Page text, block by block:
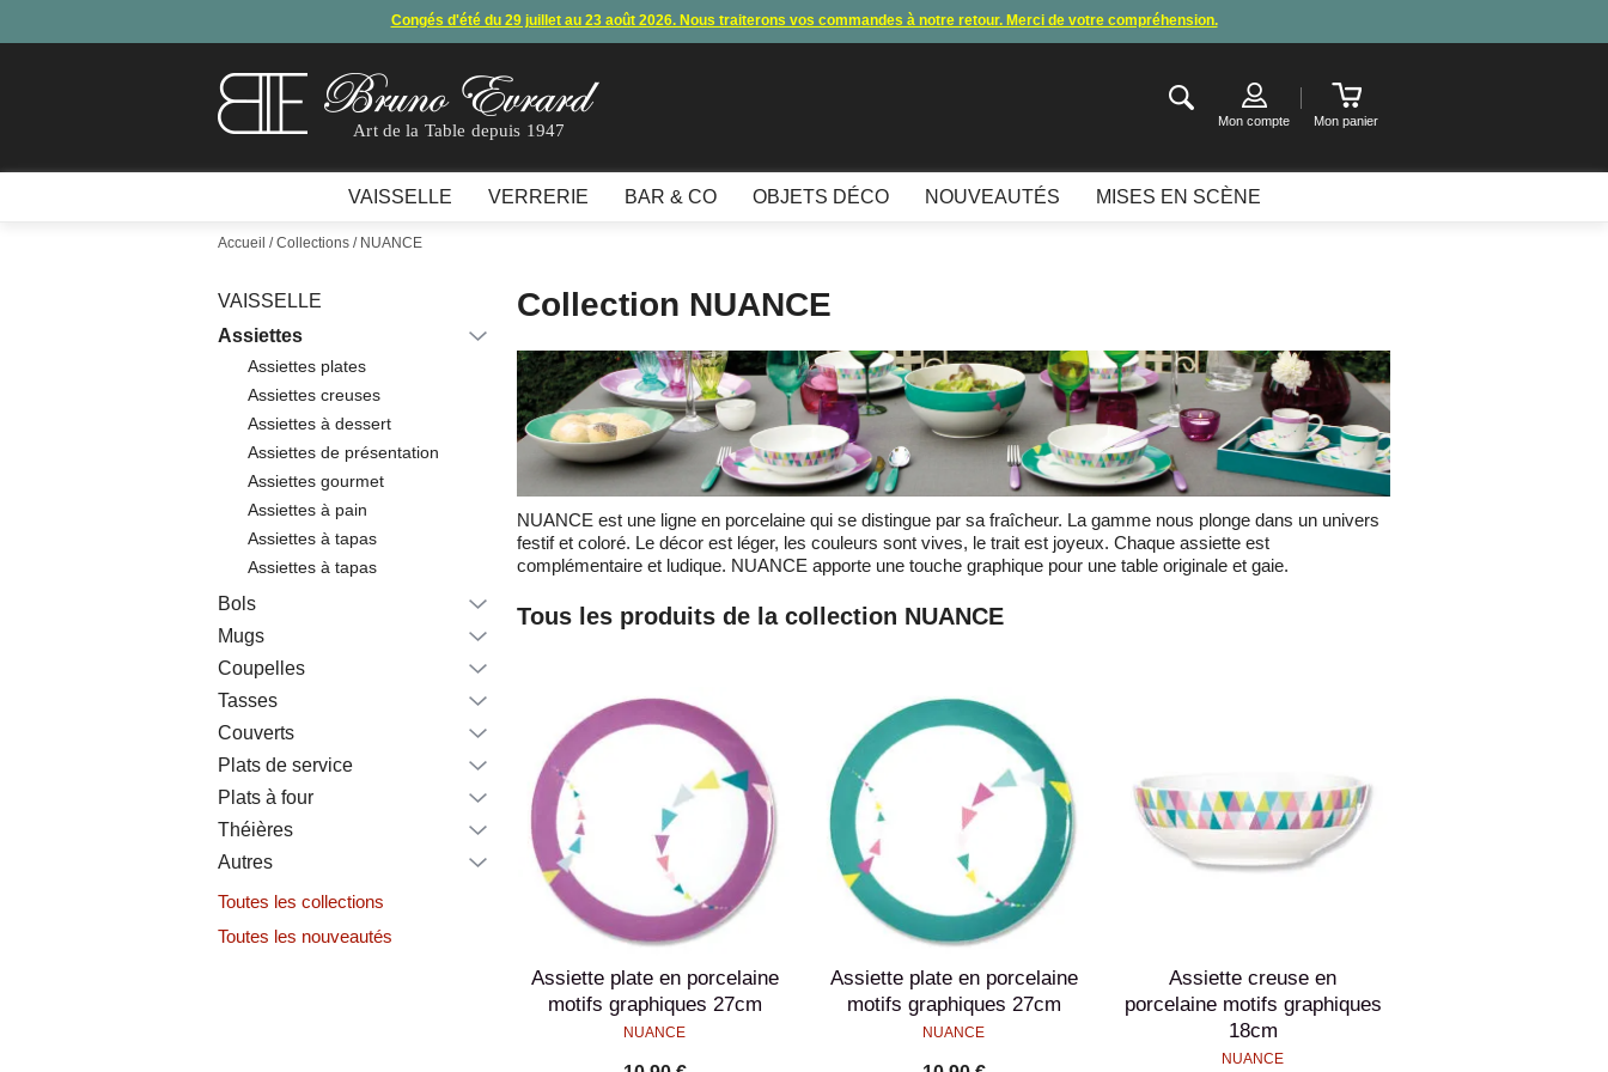
Congés d'été du 29 juillet au 23 août 2026. Nous traiterons vos commandes à notre retour. Merci de votre compréhension.
En raison d'un souci technique, le mode de règlement par carte bancaire et paypal ne fonctionnent plus , merci de nous contacter ou attendre notre appel pour les consignes.
Art de la Table depuis 1947 Mon compte Mon panier
VAISSELLE VERRERIE BAR & CO OBJETS DÉCO NOUVEAUTÉS MISES EN SCÈNE
Accueil / Collections / NUANCE
VAISSELLE
Assiettes
Assiettes plates
Assiettes creuses
Assiettes à dessert
Assiettes de présentation
Assiettes gourmet
Assiettes à pain
Assiettes à tapas
Assiettes à tapas
Bols
Mugs
Coupelles
Tasses
Couverts
Plats de service
Plats à four
Théières
Autres
Toutes les collections
Toutes les nouveautés
Collection NUANCE
NUANCE est une ligne en porcelaine qui se distingue par sa fraîcheur. La gamme nous plonge dans un univers
festif et coloré. Le décor est léger, les couleurs sont vives, le trait est joyeux. Chaque assiette est
complémentaire et ludique. NUANCE apporte une touche graphique pour une table originale et gaie.
Tous les produits de la collection NUANCE
Assiette plate en porcelaine
motifs graphiques 27cm
NUANCE
Assiette plate en porcelaine
motifs graphiques 27cm
NUANCE
Assiette creuse en
porcelaine motifs graphiques
18cm
NUANCE